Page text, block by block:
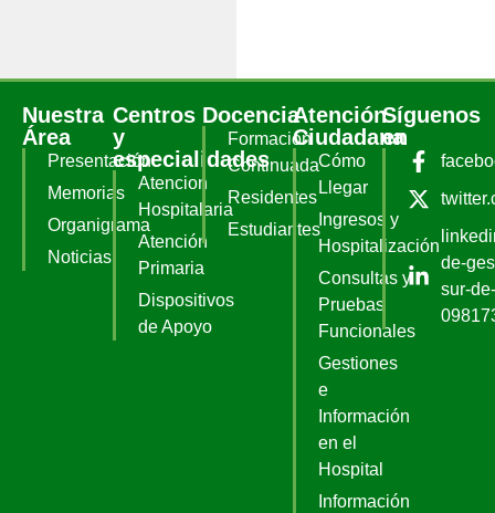
Nuestra
Área
Presentación
Memorias
Organigrama
Noticias
Centros
y
especialidades
Atencion
Hospitalaria
Atención
Primaria
Dispositivos
de Apoyo
Docencia
Formación
Continuada
Residentes
Estudiantes
Atención
Ciudadana
Cómo
Llegar
Ingresos y
Hospitalización
Consultas y
Pruebas
Funcionales
Gestiones
e
Información
en el
Hospital
Información
Síguenos
en
de-
sur-